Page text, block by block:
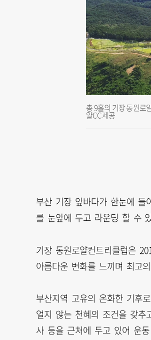
총 9홀의 기장 동원로
얄CC 제공
부산 기장 앞바다가 한눈에 들
를 눈앞에 두고 라운딩 할 수
기장 동원로얄컨트리클럽은
아름다운 변화를 느끼며 최고
부산지역 고유의 온화한 기후
얼지 않는 천혜의 조건을 갖추
사 등을 근처에 두고 있어 운